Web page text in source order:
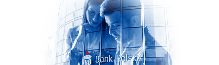
Adekwatność kapitałowa
Obszar pracowniczy